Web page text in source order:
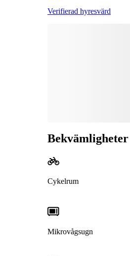
Verifierad hyresvärd
Bekvämligheter
Cykelrum
Mikrovågsugn